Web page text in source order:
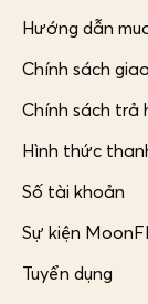
Hướng dẫn
Chính sách
Chính sách trả
Hình thức
Số tài khoản
Sự kiện
Tuyển dụng